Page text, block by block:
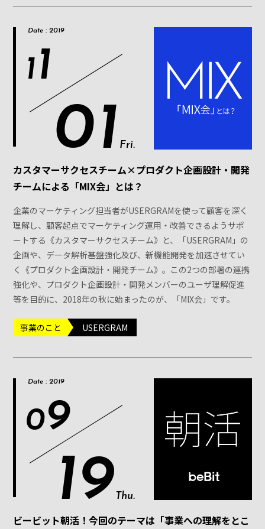
Date : 2019
11
01 Fri.
カスタマーサクセスチーム×プロダクト企画設計・開発
チームによる「MIX会」とは？
企業のマーケティング担当者がUSERGRAMを使って顧客を深く
理解し、顧客起点でマーケティング運用・改善できるようサポ
ートする《カスタマーサクセスチーム》と、「USERGRAM」の
企画や、データ解析基盤強化及び、新機能開発を加速させてい
く《プロダクト企画設計・開発チーム》。この2つの部署の連携
強化や、プロダクト企画設計・開発メンバーのユーザ理解促進
等を目的に、2018年の秋に始まったのが、「MIX会」です。
事業のこと USERGRAM
Date : 2019
09
19 Thu.
ビービット朝活！今回のテーマは「事業への理解をとこ